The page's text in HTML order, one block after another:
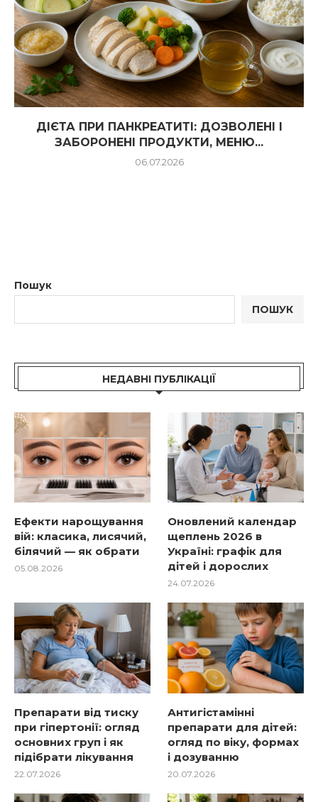
ДІЄТА ПРИ ПАНКРЕАТИТІ: ДОЗВОЛЕНІ І
ЗАБОРОНЕНІ ПРОДУКТИ, МЕНЮ...
06.07.2026
Пошук
ПОШУК
НЕДАВНІ ПУБЛІКАЦІЇ
Ефекти нарощування
вій: класика, лисячий,
білячий — як обрати
05.08.2026
Оновлений календар
щеплень 2026 в
Україні: графік для
дітей і дорослих
24.07.2026
Препарати від тиску
при гіпертонії: огляд
основних груп і як
підібрати лікування
22.07.2026
Антигістамінні
препарати для дітей:
огляд по віку, формах
і дозуванню
20.07.2026